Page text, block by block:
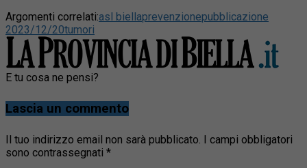
Argomenti correlati:asl biellaprevenzionepubblicazione
2023/12/20tumori
E tu cosa ne pensi?
Lascia un commento
Il tuo indirizzo email non sarà pubblicato. I campi obbligatori
sono contrassegnati *